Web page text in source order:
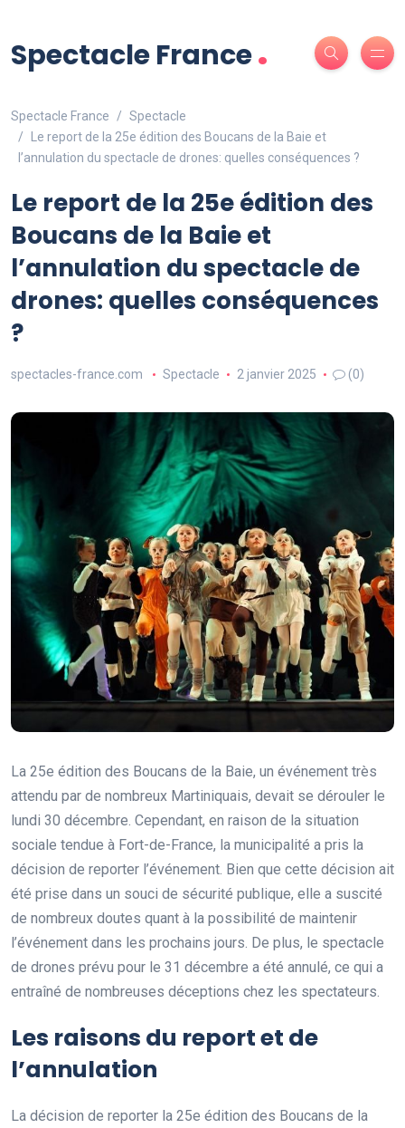
Spectacle France.
Spectacle France
Spectacle
Le report de la 25e édition des Boucans de la Baie et
l’annulation du spectacle de drones: quelles conséquences ?
Le report de la 25e édition des
Boucans de la Baie et
l’annulation du spectacle de
drones: quelles conséquences
?
spectacles-france.com Spectacle 2 janvier 2025 (0)
La 25e édition des Boucans de la Baie, un événement très
attendu par de nombreux Martiniquais, devait se dérouler le
lundi 30 décembre. Cependant, en raison de la situation
sociale tendue à Fort-de-France, la municipalité a pris la
décision de reporter l’événement. Bien que cette décision ait
été prise dans un souci de sécurité publique, elle a suscité
de nombreux doutes quant à la possibilité de maintenir
l’événement dans les prochains jours. De plus, le spectacle
de drones prévu pour le 31 décembre a été annulé, ce qui a
entraîné de nombreuses déceptions chez les spectateurs.
Les raisons du report et de
l’annulation
La décision de reporter la 25e édition des Boucans de la